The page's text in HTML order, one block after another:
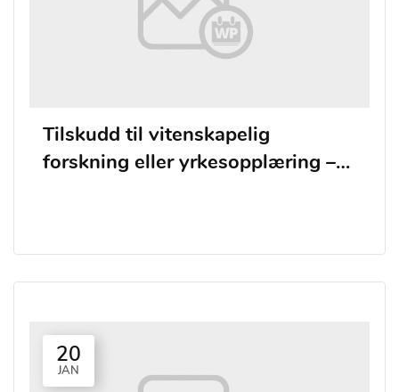
Tilskudd til vitenskapelig
forskning eller yrkesopplæring –
20
JAN